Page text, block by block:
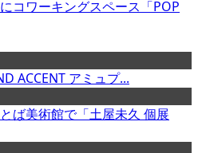
コワーキングスペース「POP
ACCENT アミュプ...
ば美術館で「土屋未久 個展